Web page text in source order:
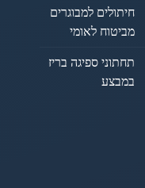
חיתולים למבוגרים
מביטוח לאומי
תחתוני ספיגה בריז
במבצע